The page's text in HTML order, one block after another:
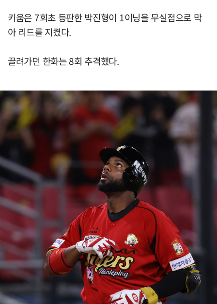
키움은 7회초 등판한 박진형이 1이닝을 무실점으로 막
아 리드를 지켰다.
끌려가던 한화는 8회 추격했다.